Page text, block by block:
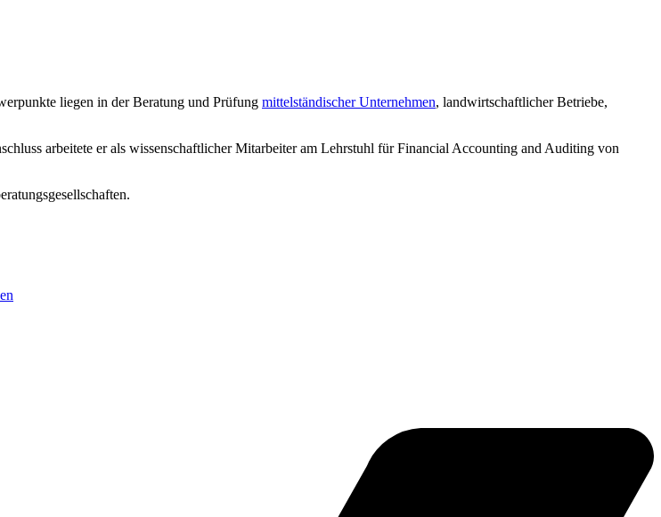
liegen in der Beratung und Prüfung mittelständischer Unternehmen, landwirtschaftlicher Betriebe,
arbeitete er als wissenschaftlicher Mitarbeiter am Lehrstuhl für Financial Accounting and Auditing von